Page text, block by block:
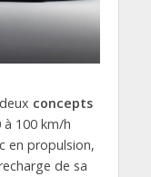
concepts
à 100 km/h
en propulsion,
de sa